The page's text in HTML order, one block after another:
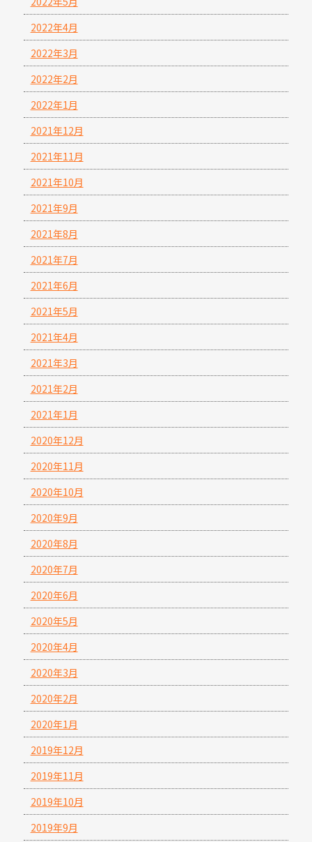
2022年4月
2022年3月
2022年2月
2022年1月
2021年12月
2021年11月
2021年10月
2021年9月
2021年8月
2021年7月
2021年6月
2021年5月
2021年4月
2021年3月
2021年2月
2021年1月
2020年12月
2020年11月
2020年10月
2020年9月
2020年8月
2020年7月
2020年6月
2020年5月
2020年4月
2020年3月
2020年2月
2020年1月
2019年12月
2019年11月
2019年10月
2019年9月